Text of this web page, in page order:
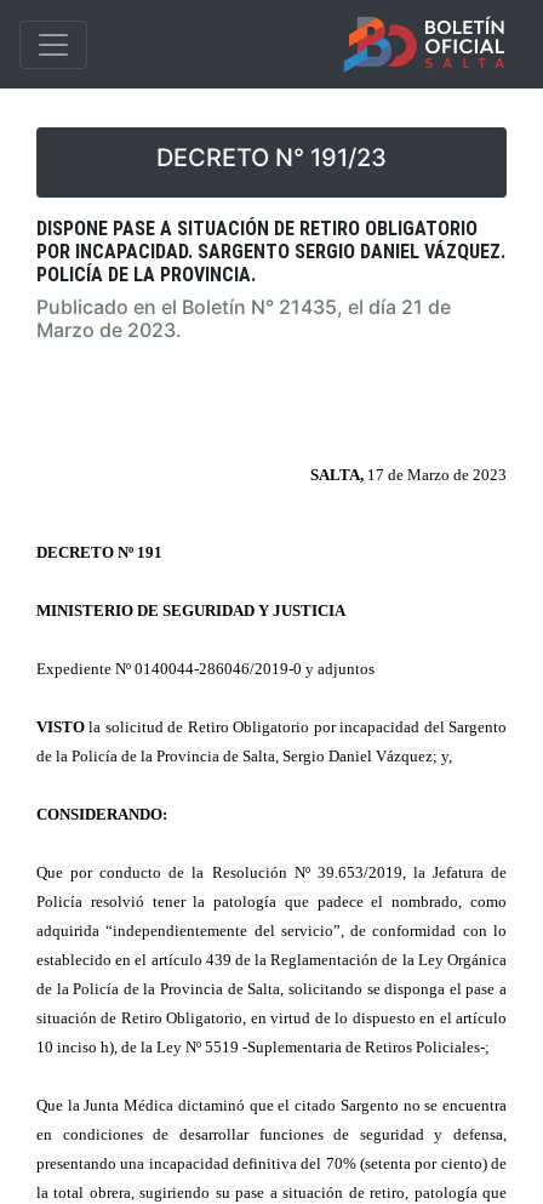
DECRETO N° 191/23
DISPONE PASE A SITUACIÓN DE RETIRO OBLIGATORIO
POR INCAPACIDAD. SARGENTO SERGIO DANIEL VÁZQUEZ.
POLICÍA DE LA PROVINCIA.
Publicado en el Boletín N° 21435, el día 21 de
Marzo de 2023.
SALTA, 17 de Marzo de 2023
DECRETO Nº 191
MINISTERIO DE SEGURIDAD Y JUSTICIA
Expediente Nº 0140044-286046/2019-0 y adjuntos
VISTOla solicitud de Retiro Obligatorio por incapacidad del Sargento
de la Policía de la Provincia de Salta, Sergio Daniel Vázquez; y,
CONSIDERANDO:
Que por conducto de la Resolución Nº 39.653/2019, la Jefatura de
Policía resolvió tener la patología que padece el nombrado, como
adquirida “independientemente del servicio”, de conformidad con lo
establecido en el artículo 439 de la Reglamentación de la Ley Orgánica
de la Policía de la Provincia de Salta, solicitando se disponga el pase a
situación de Retiro Obligatorio, en virtud de lo dispuesto en el artículo
10 inciso h), de la Ley Nº 5519 -Suplementaria de Retiros Policiales-;
Que la Junta Médica dictaminó que el citado Sargento no se encuentra
en condiciones de desarrollar funciones de seguridad y defensa,
presentando una incapacidad definitiva del 70% (setenta por ciento) de
la total obrera, sugiriendo su pase a situación de retiro, patología que